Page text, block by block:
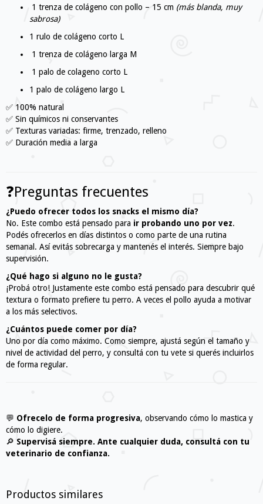
1 trenza de colágeno con pollo – 15 cm (más blanda, muy
sabrosa)
1 rulo de colágeno corto L
1 trenza de colágeno larga M
1 palo de colageno corto L
1 palo de colágeno largo L
✅ 100% natural
✅ Sin químicos ni conservantes
✅ Texturas variadas: firme, trenzado, relleno
✅ Duración media a larga
❓Preguntas frecuentes
¿Puedo ofrecer todos los snacks el mismo día?
No. Este combo está pensado para ir probando uno por vez.
Podés ofrecerlos en días distintos o como parte de una rutina
semanal. Así evitás sobrecarga y mantenés el interés. Siempre bajo
supervisión.
¿Qué hago si alguno no le gusta?
¡Probá otro! Justamente este combo está pensado para descubrir qué
textura o formato prefiere tu perro. A veces el pollo ayuda a motivar
a los más selectivos.
¿Cuántos puede comer por día?
Uno por día como máximo. Como siempre, ajustá según el tamaño y
nivel de actividad del perro, y consultá con tu vete si querés incluirlos
de forma regular.
💬 Ofrecelo de forma progresiva, observando cómo lo mastica y
cómo lo digiere.
🔎 Supervisá siempre. Ante cualquier duda, consultá con tu
veterinario de confianza.
Productos similares